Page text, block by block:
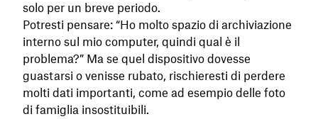
solo per un breve periodo.
Potresti pensare: “Ho molto spazio di archiviazione
interno sul mio computer, quindi qual è il
problema?” Ma se quel dispositivo dovesse
guastarsi o venisse rubato, rischieresti di perdere
molti dati importanti, come ad esempio delle foto
di famiglia insostituibili.